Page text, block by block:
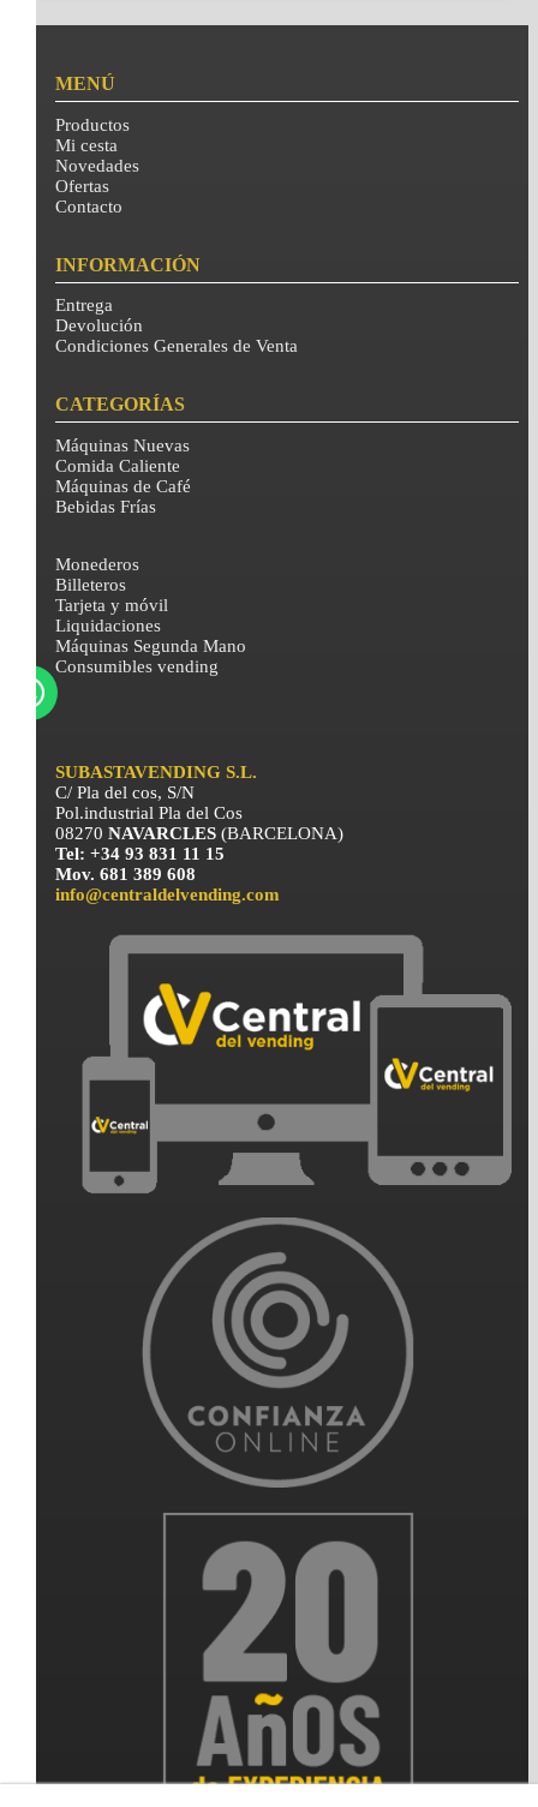
MENÚ
Productos
Mi cesta
Novedades
Ofertas
Contacto
INFORMACIÓN
Entrega
Devolución
Condiciones Generales de Venta
CATEGORÍAS
Máquinas Nuevas
Comida Caliente
Máquinas de Café
Bebidas Frías
Monederos
Billeteros
Tarjeta y móvil
Liquidaciones
Máquinas Segunda Mano
Consumibles vending
SUBASTAVENDING S.L.
C/ Pla del cos, S/N
Pol.industrial Pla del Cos
08270NAVARCLES(BARCELONA)
Tel: +34 93 831 11 15
Mov. 681 389 608
info@centraldelvending.com